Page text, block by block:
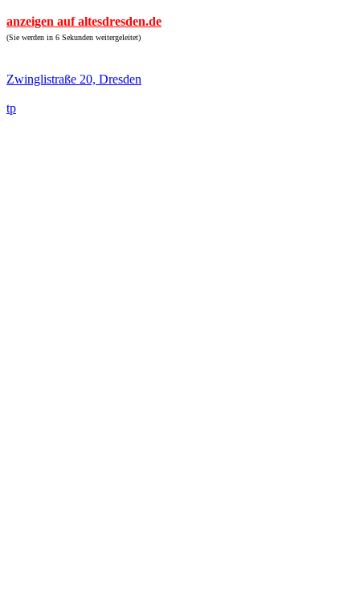
anzeigen auf altesdresden.de
(Sie werden in 6 Sekunden weitergeleitet)
Zwinglistraße 20, Dresden
tp